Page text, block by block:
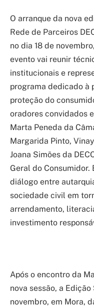
O arranque da nova
Rede de Parceiros
no dia 18 de
evento vai reunir
institucionais e
programa dedicado à
proteção do
oradores convidados
Marta Peneda da
Margarida Pinto,
Joana Simões da
Geral do
diálogo entre
sociedade civil em
arrendamento,
investimento
Após o encontro da
nova sessão, a
novembro, em Mora,